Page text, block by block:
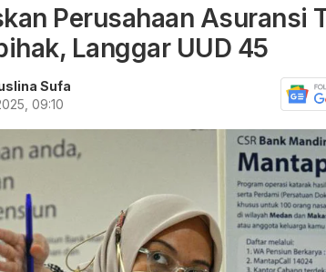
Perusahaan Asuransi
Langgar UUD 45
Sufa
09:10